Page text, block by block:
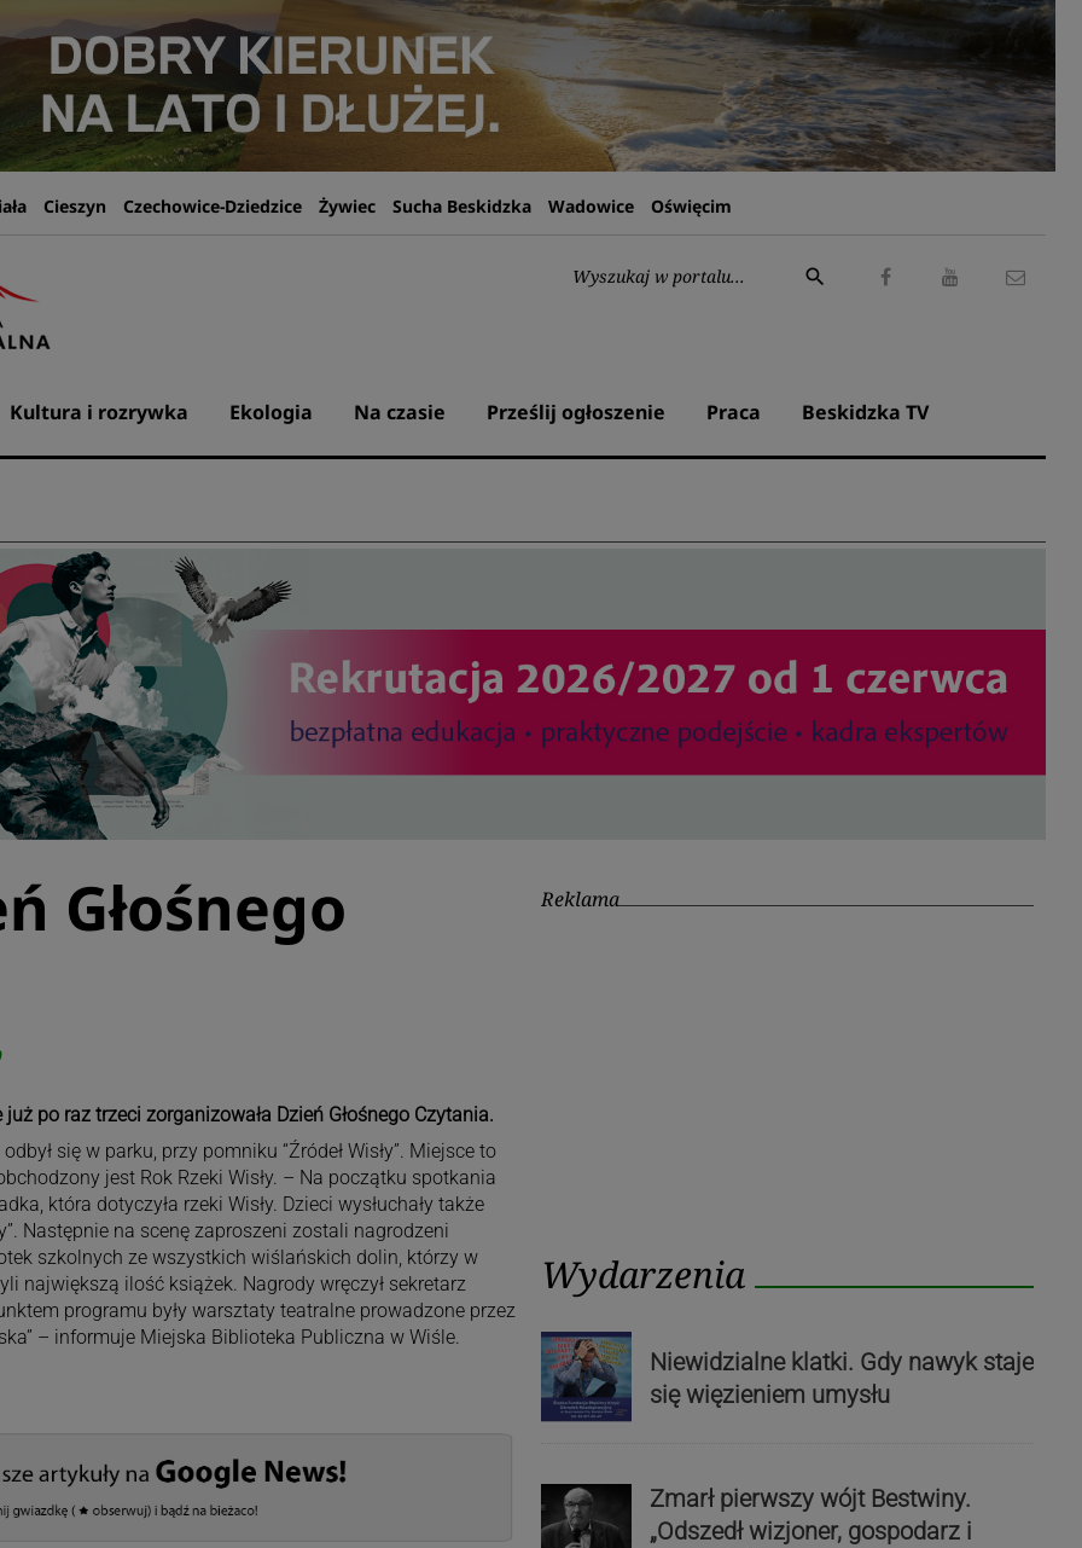
Cieszyn Czechowice-Dziedzice Żywiec Sucha Beskidzka Wadowice Oświęcim
Wyszukaj:
search
Kultura i rozrywka Ekologia Na czasie Prześlij ogłoszenie Praca Beskidzka TV
Głośnego
po raz trzeci zorganizowała Dzień Głośnego Czytania.
się w parku, przy pomniku “Źródeł Wisły”. Miejsce to
jest Rok Rzeki Wisły. – Na początku spotkania
która dotyczyła rzeki Wisły. Dzieci wysłuchały także
Następnie na scenę zaproszeni zostali nagrodzeni
szkolnych ze wszystkich wiślańskich dolin, którzy w
największą ilość książek. Nagrody wręczył sekretarz
programu były warsztaty teatralne prowadzone przez
– informuje Miejska Biblioteka Publiczna w Wiśle.
Reklama
Wydarzenia
Niewidzialne klatki. Gdy nawyk staje
się więzieniem umysłu
Zmarł pierwszy wójt Bestwiny.
„Odszedł wizjoner, gospodarz i